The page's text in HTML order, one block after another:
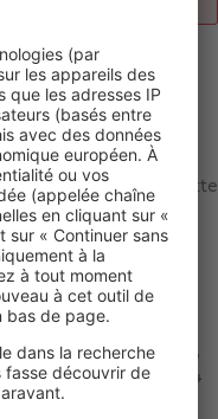
(hors Île-de-
il faut prévoir un
d’un T1 dans cette
Aix-en-Provence, où il
( 23,8 €/m²), ce qui
à une trentaine
d’un T1 étudiant
€/m², nous
€/m², 436 euros),
Lille(20,4 €/m², 414